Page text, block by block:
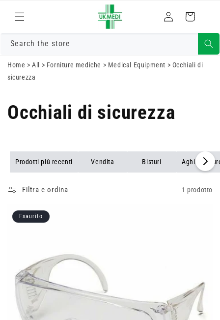
direttamente
ai contenuti
Accedi Carrello
Search the store
Home >All > Forniture mediche > Medical Equipment > Occhiali di
sicurezza
Occhiali di sicurezza
Prodotti più recenti Vendita Bisturi Aghi di
Filtra e ordina 1 prodotto
Esaurito